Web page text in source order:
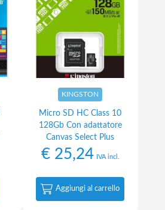
KINGSTON
Micro SD HC Class 10
128Gb Con adattatore
Canvas Select Plus
€25,24 IVA incl.
Aggiungi al carrello